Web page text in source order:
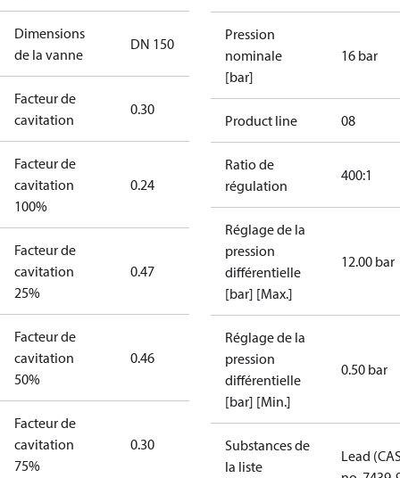
Dimensions
de la vanne
DN 150
Facteur de
cavitation
0.30
Facteur de
cavitation
100%
0.24
Facteur de
cavitation
25%
0.47
Facteur de
cavitation
50%
0.46
Facteur de
cavitation
75%
0.30
Pression
nominale
[bar]
16 bar
Product line 08
Ratio de
régulation
400:1
Réglage de la
pression
différentielle
[bar] [Max.]
12.00 bar
Réglage de la
pression
différentielle
[bar] [Min.]
0.50 bar
Substances de
la liste
Lead